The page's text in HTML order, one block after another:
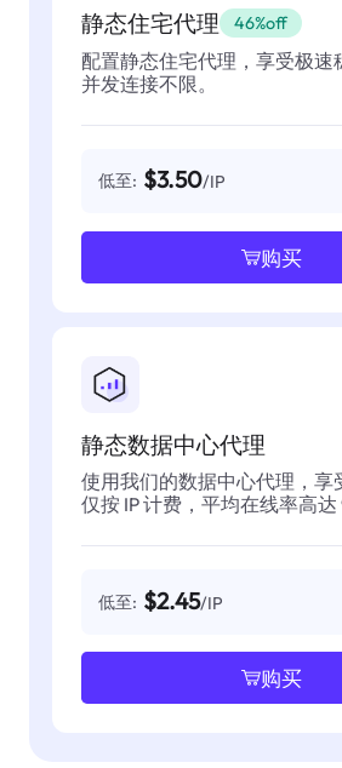
静态住宅代理 46%off
配置静态住宅代理，享受极速
并发连接不限。
低至: $3.50/IP
购买
静态数据中心代理
使用我们的数据中心代理，享
仅按 IP 计费，平均在线率高达
低至: $2.45/IP
购买